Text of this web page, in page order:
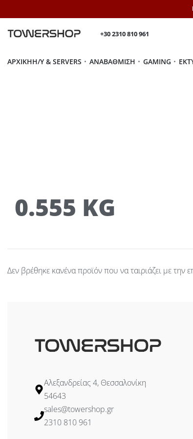
+30 2310 810 961
ΑΡΧΙΚΉH/Y & SERVERS ΑΝΑΒΆΘΜΙΣΗ GAMING
0.555 KG
Δεν βρέθηκε κανένα προϊόν που να ταιριάζει με την
Αλεξανδρείας 4, Θεσσαλονίκη
54643
sales@towershop.gr
2310 810 961